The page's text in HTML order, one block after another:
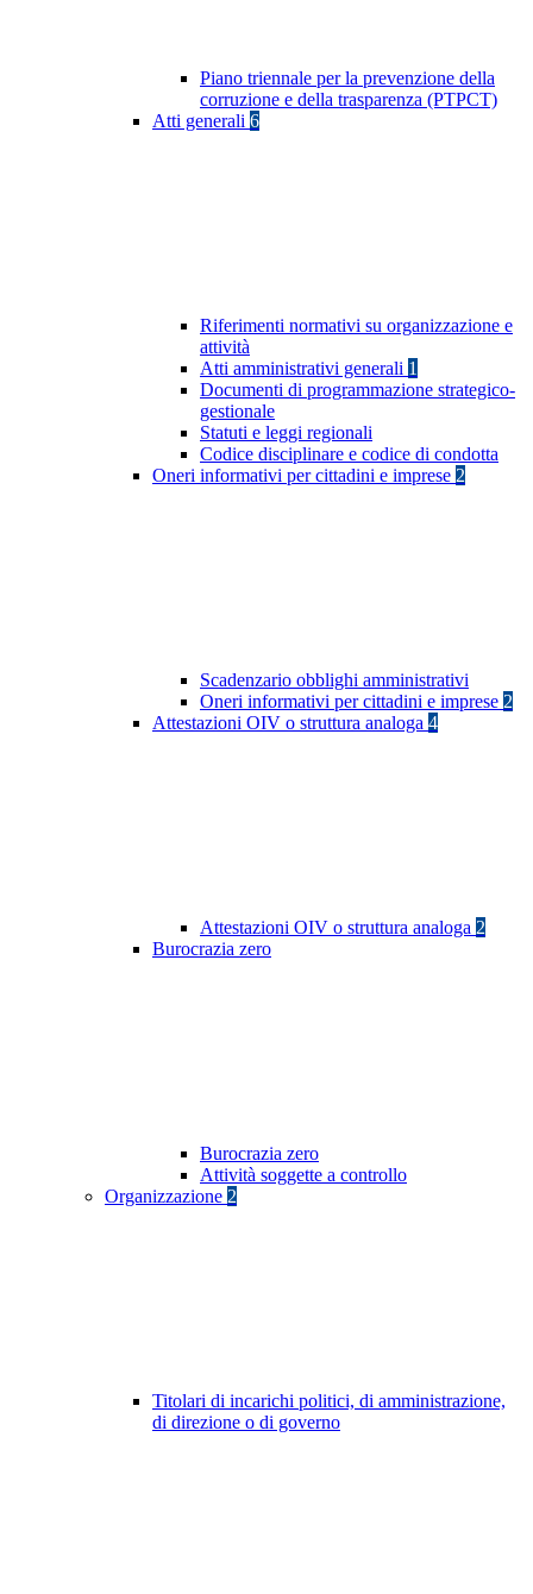
Piano triennale per la prevenzione della
corruzione e della trasparenza (PTPCT)
Atti generali 6
Riferimenti normativi su organizzazione e
attività
Atti amministrativi generali 1
Documenti di programmazione strategico-
gestionale
Statuti e leggi regionali
Codice disciplinare e codice di condotta
Oneri informativi per cittadini e imprese 2
Scadenzario obblighi amministrativi
Oneri informativi per cittadini e imprese 2
Attestazioni OIV o struttura analoga 4
Attestazioni OIV o struttura analoga 2
Burocrazia zero
Burocrazia zero
Attività soggette a controllo
Organizzazione 2
Titolari di incarichi politici, di amministrazione,
di direzione o di governo